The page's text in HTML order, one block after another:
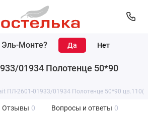
Эль-Монте?
01934 Полотенце 50*90
ПЛ-2601-01933/01934 Полотенце 50*90
Отзывы 0 Вопросы и ответы 0